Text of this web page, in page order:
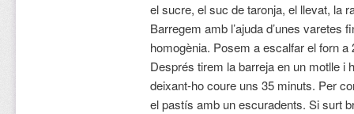
el sucre, el suc de taronja, el llevat, la
Barregem amb l’ajuda d’unes varetes
homogènia. Posem a escalfar el forn a
Després tirem la barreja en un motlle i
deixant-ho coure uns 35 minuts. Per
el pastís amb un escuradents. Si surt